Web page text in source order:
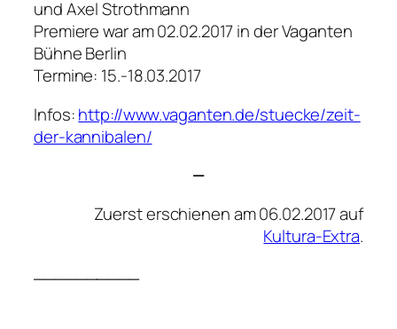
und Axel Strothmann
Premiere war am 02.02.2017 in der Vaganten
Bühne Berlin
Termine: 15.-18.03.2017
Infos:http://www.vaganten.de/stuecke/zeit-
der-kannibalen/
—
Zuerst erschienen am 06.02.2017 auf
Kultura-Extra.
__________